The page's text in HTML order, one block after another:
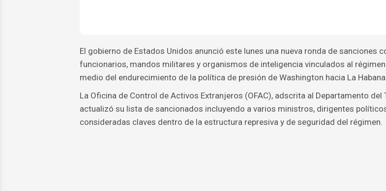
El gobierno de Estados Unidos anunció este lunes una nueva ronda de sanciones
funcionarios, mandos militares y organismos de inteligencia vinculados al régimen
medio del endurecimiento de la política de presión de Washington hacia La
La Oficina de Control de Activos Extranjeros (OFAC), adscrita al Departamento del
actualizó su lista de sancionados incluyendo a varios ministros, dirigentes
consideradas claves dentro de la estructura represiva y de seguridad del régimen.